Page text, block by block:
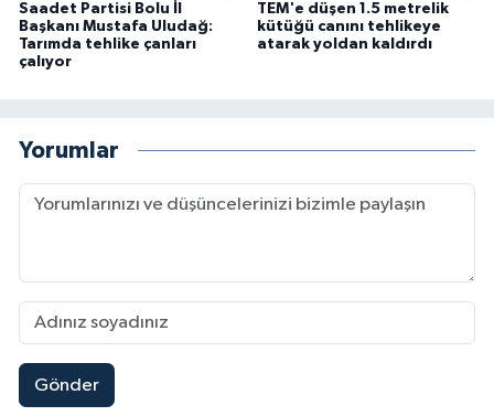
Saadet Partisi Bolu İl
Başkanı Mustafa Uludağ:
Tarımda tehlike çanları
çalıyor
TEM'e düşen 1.5 metrelik
kütüğü canını tehlikeye
atarak yoldan kaldırdı
Yorumlar
Gönder